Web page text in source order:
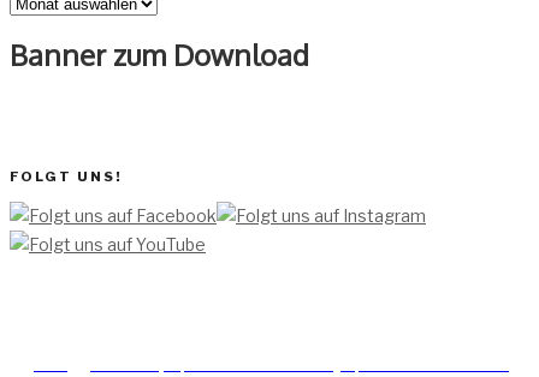
Banner zum Download
FOLGT UNS!